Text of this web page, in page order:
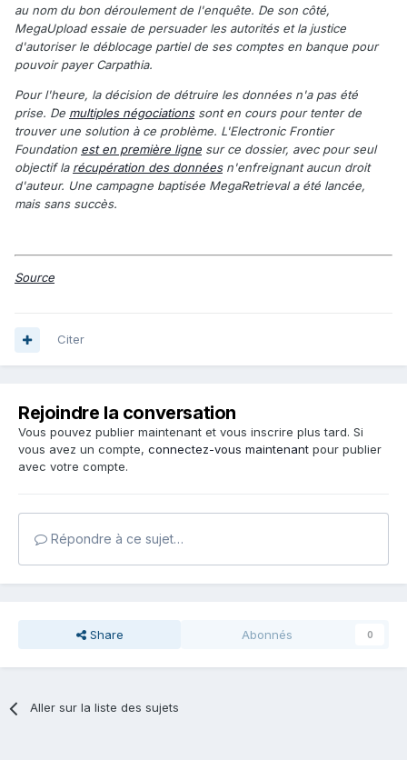
au nom du bon déroulement de l'enquête. De son côté,
MegaUpload essaie de persuader les autorités et la justice
d'autoriser le déblocage partiel de ses comptes en banque pour
pouvoir payer Carpathia.
Pour l'heure, la décision de détruire les données n'a pas été
prise. De multiples négociationssont en cours pour tenter de
trouver une solution à ce problème. L'Electronic Frontier
Foundation est en première ligne sur ce dossier, avec pour seul
objectif la récupération des donnéesn'enfreignant aucun droit
d'auteur. Une campagne baptisée MegaRetrieval a été lancée,
mais sans succès.
Source
Citer
Rejoindre la conversation
Vous pouvez publier maintenant et vous inscrire plus tard. Si
vous avez un compte, connectez-vous maintenant pour publier
avec votre compte.
Répondre à ce sujet…
Share Abonnés 0
Aller sur la liste des sujets